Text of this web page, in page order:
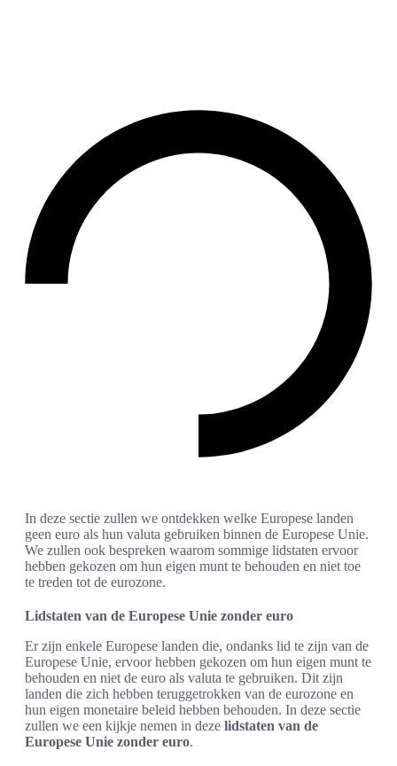
In deze sectie zullen we ontdekken welke Europese landen
geen euro als hun valuta gebruiken binnen de Europese Unie.
We zullen ook bespreken waarom sommige lidstaten ervoor
hebben gekozen om hun eigen munt te behouden en niet toe
te treden tot de eurozone.
Lidstaten van de Europese Unie zonder euro
Er zijn enkele Europese landen die, ondanks lid te zijn van de
Europese Unie, ervoor hebben gekozen om hun eigen munt te
behouden en niet de euro als valuta te gebruiken. Dit zijn
landen die zich hebben teruggetrokken van de eurozone en
hun eigen monetaire beleid hebben behouden. In deze sectie
zullen we een kijkje nemen in deze lidstaten van de
Europese Unie zonder euro.